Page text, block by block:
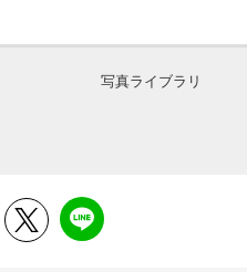
写真ライブラリ